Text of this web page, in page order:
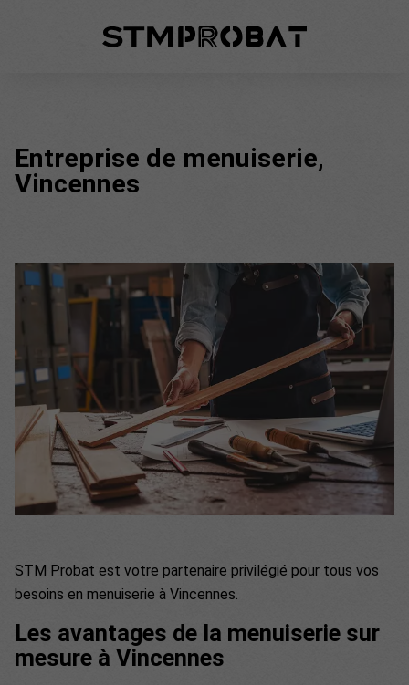
Entreprise de menuiserie,
Vincennes
STM Probat est votre partenaire privilégié pour tous vos
besoins en menuiserie à Vincennes.
Les avantages de la menuiserie sur
mesure à Vincennes